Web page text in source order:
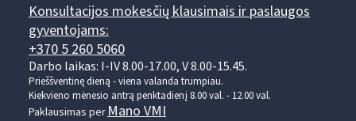
Konsultacijos mokesčių klausimais ir paslaugos
gyventojams:
+370 5 260 5060
Darbo laikas: I-IV 8.00-17.00, V 8.00-15.45.
Prieššventinę dieną - viena valanda trumpiau.
Kiekvieno mėnesio antrą penktadienį 8.00 val. - 12.00 val.
Paklausimas per Mano VMI